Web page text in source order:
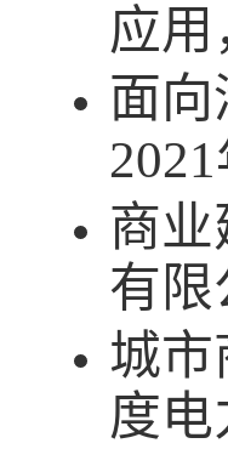
应用
面
2021
商
有
城
度